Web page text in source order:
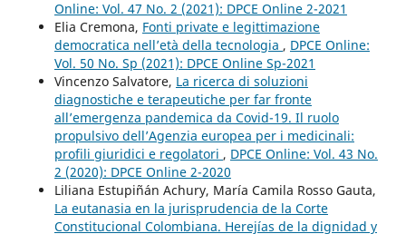
Online: Vol. 47 No. 2 (2021): DPCE Online 2-2021
Elia Cremona, Fonti private e legittimazione
democratica nell’età della tecnologia , DPCE Online:
Vol. 50 No. Sp (2021): DPCE Online Sp-2021
Vincenzo Salvatore, La ricerca di soluzioni
diagnostiche e terapeutiche per far fronte
all’emergenza pandemica da Covid-19. Il ruolo
propulsivo dell’Agenzia europea per i medicinali:
profili giuridici e regolatori , DPCE Online: Vol. 43 No.
2 (2020): DPCE Online 2-2020
Liliana Estupiñán Achury, María Camila Rosso Gauta,
La eutanasia en la jurisprudencia de la Corte
Constitucional Colombiana. Herejías de la dignidad y